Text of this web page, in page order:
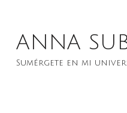
contenido
ANNA
Sumérgete en mi